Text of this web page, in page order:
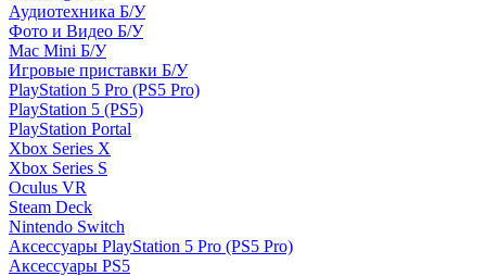
Аудиотехника Б/У
Фото и Видео Б/У
Mac Mini Б/У
Игровые приставки Б/У
PlayStation 5 Pro (PS5 Pro)
PlayStation 5 (PS5)
PlayStation Portal
Xbox Series X
Xbox Series S
Oculus VR
Steam Deck
Nintendo Switch
Аксессуары PlayStation 5 Pro (PS5 Pro)
Аксессуары PS5